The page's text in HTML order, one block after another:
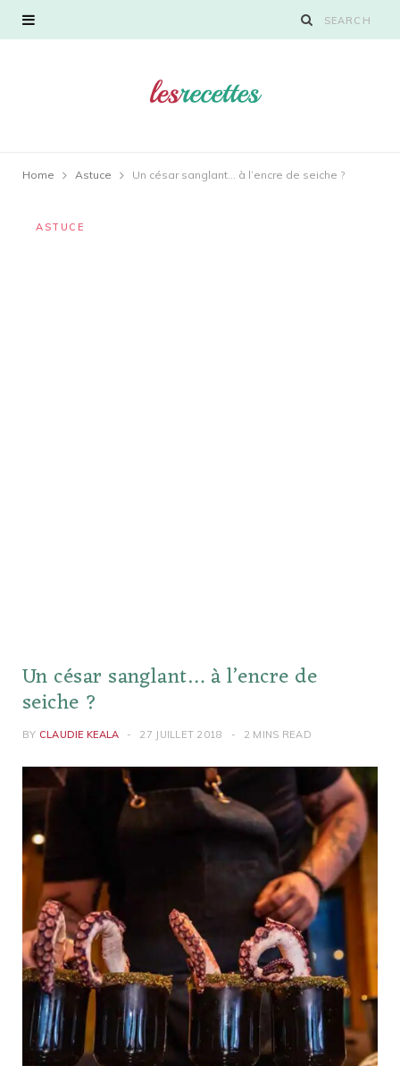
Home Astuce Un césar sanglant… à l’encre de seiche ?
ASTUCE
Un césar sanglant… à l’encre de
seiche ?
BY CLAUDIE KEALA 27 JUILLET 2018 2 MINS READ